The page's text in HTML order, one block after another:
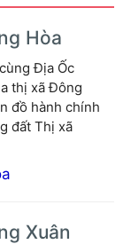
Hòa
Địa Ốc
thị xã Đông
đồ hành chính
đất Thị xã
Xuân